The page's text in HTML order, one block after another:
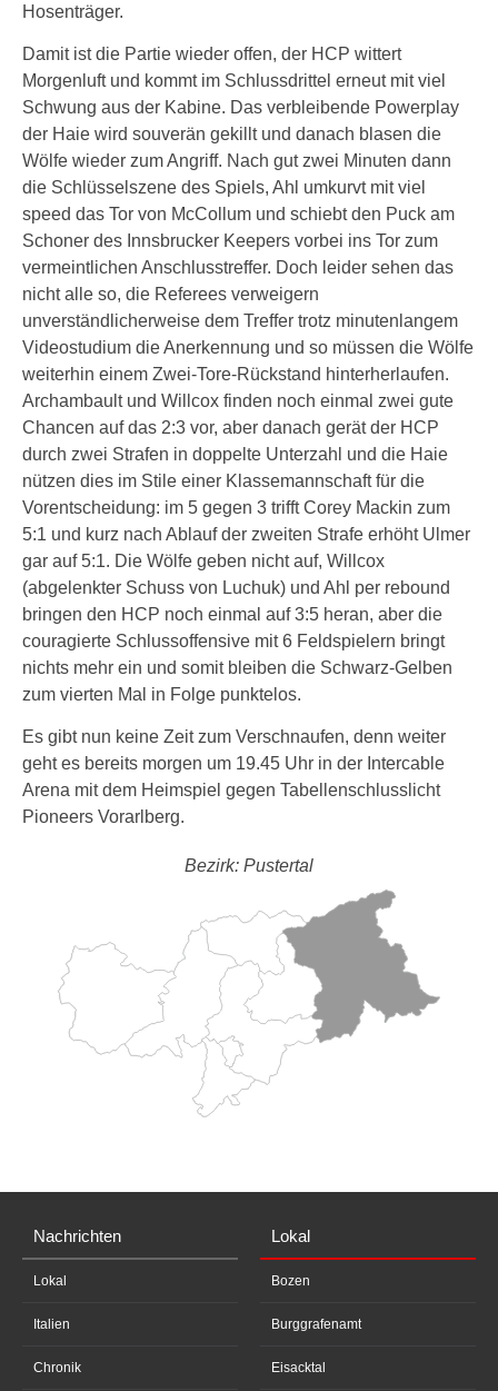
Hosenträger.
Damit ist die Partie wieder offen, der HCP wittert
Morgenluft und kommt im Schlussdrittel erneut mit viel
Schwung aus der Kabine. Das verbleibende Powerplay
der Haie wird souverän gekillt und danach blasen die
Wölfe wieder zum Angriff. Nach gut zwei Minuten dann
die Schlüsselszene des Spiels, Ahl umkurvt mit viel
speed das Tor von McCollum und schiebt den Puck am
Schoner des Innsbrucker Keepers vorbei ins Tor zum
vermeintlichen Anschlusstreffer. Doch leider sehen das
nicht alle so, die Referees verweigern
unverständlicherweise dem Treffer trotz minutenlangem
Videostudium die Anerkennung und so müssen die Wölfe
weiterhin einem Zwei-Tore-Rückstand hinterherlaufen.
Archambault und Willcox finden noch einmal zwei gute
Chancen auf das 2:3 vor, aber danach gerät der HCP
durch zwei Strafen in doppelte Unterzahl und die Haie
nützen dies im Stile einer Klassemannschaft für die
Vorentscheidung: im 5 gegen 3 trifft Corey Mackin zum
5:1 und kurz nach Ablauf der zweiten Strafe erhöht Ulmer
gar auf 5:1. Die Wölfe geben nicht auf, Willcox
(abgelenkter Schuss von Luchuk) und Ahl per rebound
bringen den HCP noch einmal auf 3:5 heran, aber die
couragierte Schlussoffensive mit 6 Feldspielern bringt
nichts mehr ein und somit bleiben die Schwarz-Gelben
zum vierten Mal in Folge punktelos.
Es gibt nun keine Zeit zum Verschnaufen, denn weiter
geht es bereits morgen um 19.45 Uhr in der Intercable
Arena mit dem Heimspiel gegen Tabellenschlusslicht
Pioneers Vorarlberg.
Bezirk: Pustertal
Nachrichten
Lokal
Italien
Chronik
Lokal
Bozen
Burggrafenamt
Eisacktal